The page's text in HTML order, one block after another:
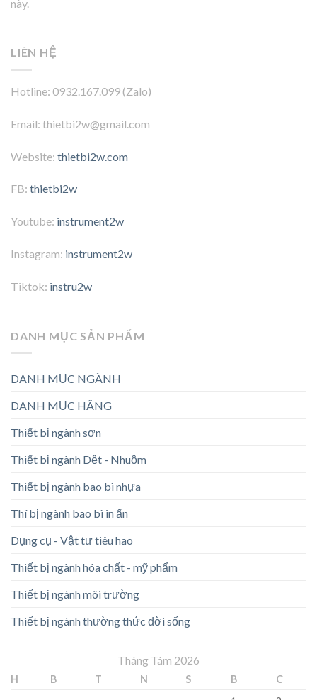
này.
LIÊN HỆ
Hotline: 0932.167.099 (Zalo)
Email: thietbi2w@gmail.com
Website: thietbi2w.com
FB: thietbi2w
Youtube: instrument2w
Instagram: instrument2w
Tiktok: instru2w
DANH MỤC SẢN PHẨM
DANH MỤC NGÀNH
DANH MỤC HÃNG
Thiết bị ngành sơn
Thiết bị ngành Dệt - Nhuộm
Thiết bị ngành bao bì nhựa
Thí bị ngành bao bì in ấn
Dụng cụ - Vật tư tiêu hao
Thiết bị ngành hóa chất - mỹ phẩm
Thiết bị ngành môi trường
Thiết bị ngành thường thức đời sống
Tháng Tám 2026
H B T N S B
C